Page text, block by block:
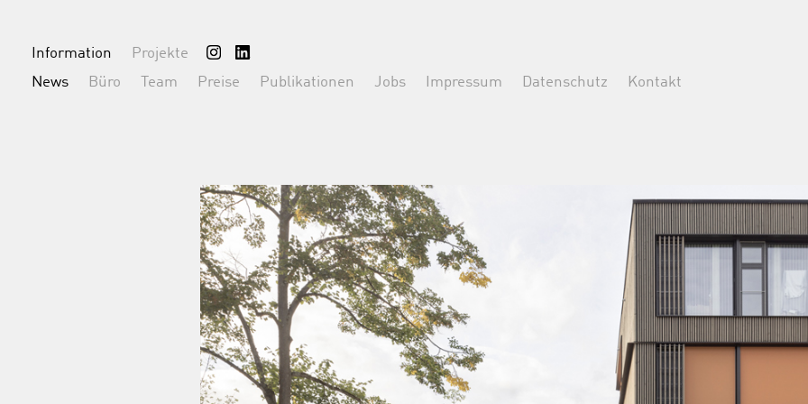
Information
Projekte
News
Büro Team Preise Publikationen Jobs Impressum Datenschutz Kontakt